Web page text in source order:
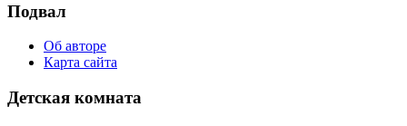
Подвал
Об авторе
Карта сайта
Детская комната